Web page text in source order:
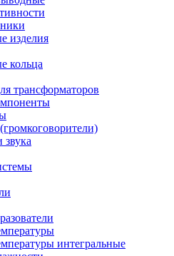
изделия
кольца
трансформаторов
звука
интегральные